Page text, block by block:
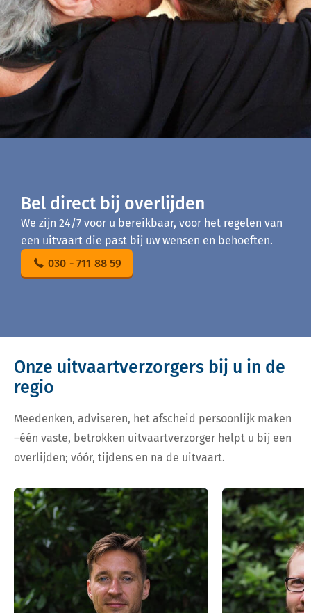
Bel direct bij overlijden
We zijn 24/7 voor u bereikbaar, voor het regelen van
een uitvaart die past bij uw wensen en behoeften.
030 - 711 88 59
Onze uitvaartverzorgers bij u in de
regio
Meedenken, adviseren, het afscheid persoonlijk maken
–één vaste, betrokken uitvaartverzorger helpt u bij een
overlijden; vóór, tijdens en na de uitvaart.